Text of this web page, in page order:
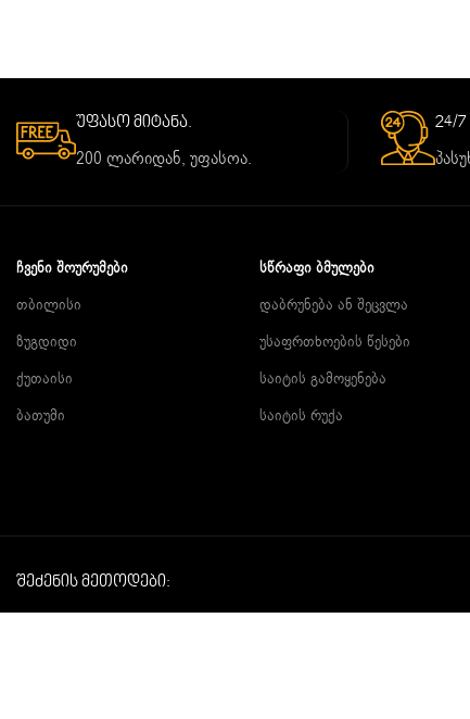
უფასო მიტანა.
200 ლარიდან, უფასოა.
24/
ᲩᲕᲔᲜᲘ ᲨᲝᲣᲠᲣᲛᲔᲑᲘ
თბილისი
ზუგდიდი
ქუთაისი
ბათუმი
ᲡᲬᲠᲐᲤᲘ ᲑᲛᲣᲚᲔᲑᲘ
დაბრუნება ან შეცვლა
უსაფრთხოების წესები
საიტის გამოყენება
საიტის რუქა
შეძენის მეთოდები: